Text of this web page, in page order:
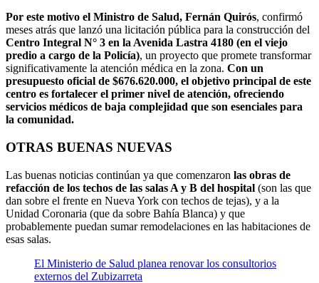
Por este motivo el Ministro de Salud, Fernán Quirós, confirmó
meses atrás que lanzó una licitación pública para la construcción del
Centro Integral N° 3 en la Avenida Lastra 4180 (en el viejo
predio a cargo de la Policía), un proyecto que promete transformar
significativamente la atención médica en la zona. Con un
presupuesto oficial de $676.620.000, el objetivo principal de este
centro es fortalecer el primer nivel de atención, ofreciendo
servicios médicos de baja complejidad que son esenciales para
la comunidad.
OTRAS BUENAS NUEVAS
Las buenas noticias continúan ya que comenzaron las obras de
refacción de los techos de las salas A y B del hospital (son las que
dan sobre el frente en Nueva York con techos de tejas), y a la
Unidad Coronaria (que da sobre Bahía Blanca) y que
probablemente puedan sumar remodelaciones en las habitaciones de
esas salas.
El Ministerio de Salud planea renovar los consultorios
externos del Zubizarreta